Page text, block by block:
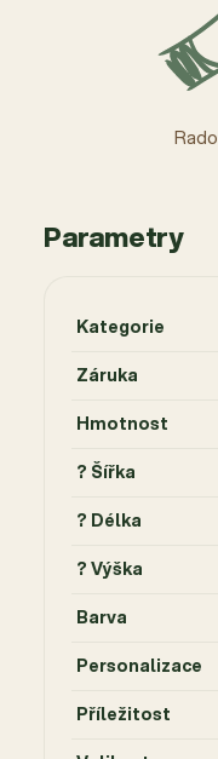
Parametry
Kategorie
Záruka
Hmotnost
? Šířka
? Délka
? Výška
Barva
Personalizace
Příležitost